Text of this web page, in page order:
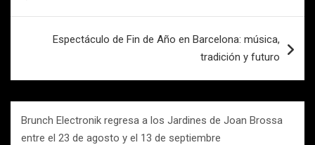
Espectáculo de Fin de Año en Barcelona: música,
tradición y futuro
Brunch Electronik regresa a los Jardines de Joan Brossa
entre el 23 de agosto y el 13 de septiembre